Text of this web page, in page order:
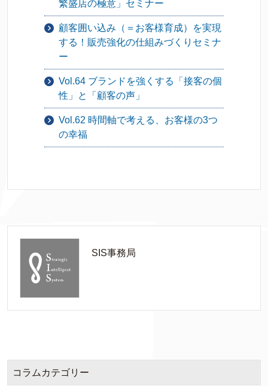
繁盛店の極意」セミナー
顧客囲い込み（＝お客様育成）を実現
する！販売強化の仕組みづくりセミナ
ー
Vol.64 ブランドを強くする「接客の個
性」と「顧客の声」
Vol.62 時間軸で考える、お客様の3つ
の幸福
SIS事務局
コラムカテゴリー